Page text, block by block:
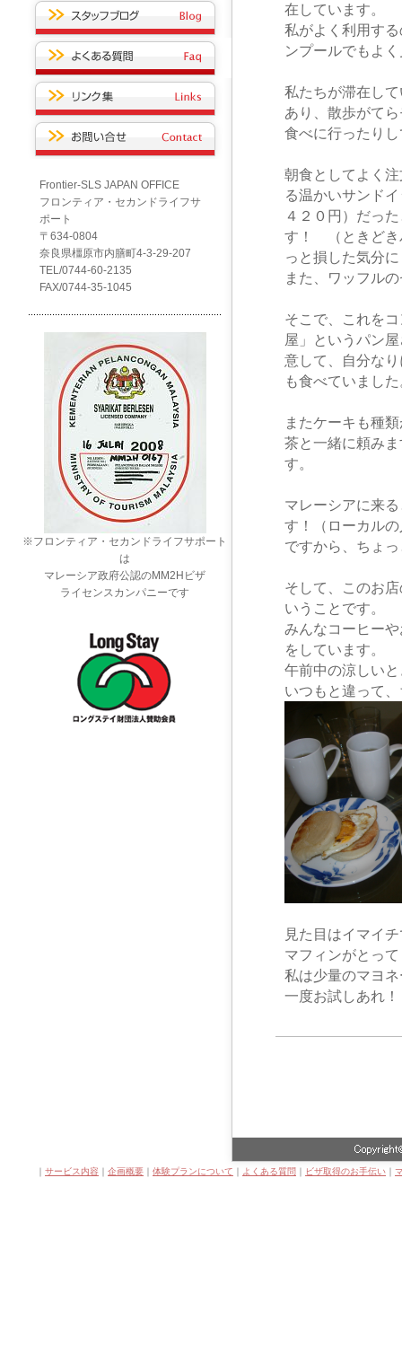
Frontier-SLS JAPAN OFFICE
フロンティア・セカンドライフサ
ポート
〒634-0804
奈良県橿原市内膳町4-3-29-207
TEL/0744-60-2135
FAX/0744-35-1045
※フロンティア・セカンドライフサポート
は
マレーシア政府公認のMM2Hビザ
ライセンスカンパニーです
在しています。
私がよく利用す
ンプールでもよ
私たちが滞在し
あり、散歩がて
食べに行ったり
朝食としてよく
る温かいサンド
４２０円）だっ
す！ （ときどき
っと損した気分
また、ワッフル
そこで、これを
屋」というパン
意して、自分な
も食べていまし
またケーキも種
茶と一緒に頼み
す。
マレーシアに来
す！（ローカル
ですから、ちょ
そして、このお
いうことです。
みんなコーヒー
をしています。
午前中の涼しい
いつもと違って
見た目はイマイ
マフィンがとっ
私は少量のマヨ
一度お試しあれ！
｜ サービス内容 ｜ 企画概要 ｜ 体験プランについて ｜ よくある質問 ビザ取得のお手伝い